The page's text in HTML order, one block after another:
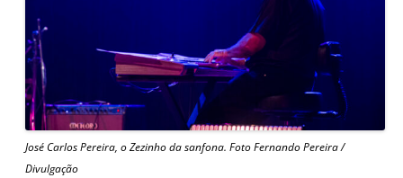
José Carlos Pereira, o Zezinho da sanfona. Foto Fernando Pereira /
Divulgação